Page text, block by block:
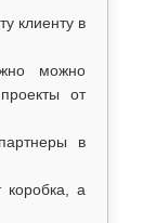
клиенту в
можно
от
в
коробка, а